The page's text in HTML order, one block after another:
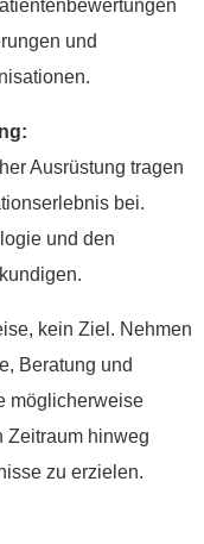
und
Ausrüstung tragen
bei.
und den
kein Ziel. Nehmen
Beratung und
möglicherweise
Zeitraum hinweg
zu erzielen.